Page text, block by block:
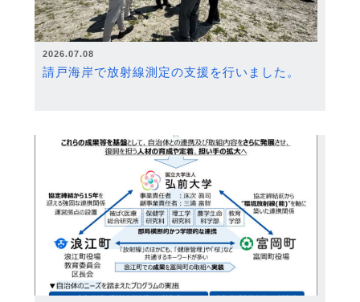
2026.07.08
請戸海岸で放射線測定の支援を行いました。